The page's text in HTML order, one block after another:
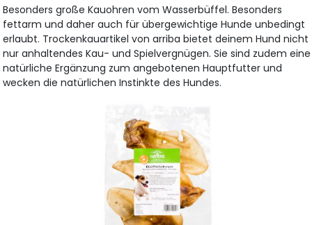
Besonders große Kauohren vom Wasserbüffel. Besonders
fettarm und daher auch für übergewichtige Hunde unbedingt
erlaubt. Trockenkauartikel von arriba bietet deinem Hund nicht
nur anhaltendes Kau- und Spielvergnügen. Sie sind zudem eine
natürliche Ergänzung zum angebotenen Hauptfutter und
wecken die natürlichen Instinkte des Hundes.